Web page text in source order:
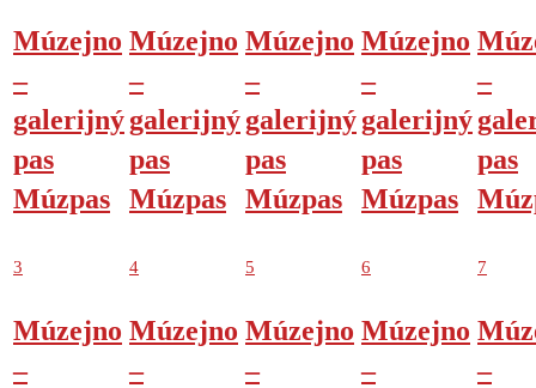
Múzejno
–
galerijný
pas
Múzpas
Múzejno
–
galerijný
pas
Múzpas
Múzejno
–
galerijný
pas
Múzpas
Múzejno
–
galerijný
pas
Múzpas
–
pas
3
Múzejno
–
4
Múzejno
–
5
Múzejno
–
6
Múzejno
–
7
–